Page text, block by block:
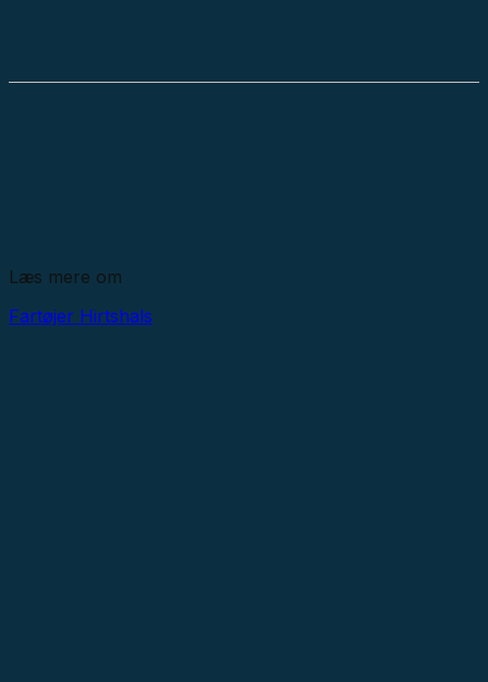
Læs mere om
Fartøjer Hirtshals